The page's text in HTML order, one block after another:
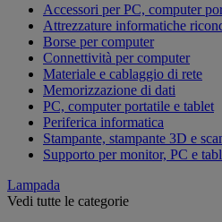
Accessori per PC, computer
Attrezzature informatiche
Borse per computer
Connettività per computer
Materiale e cablaggio di rete
Memorizzazione di dati
PC, computer portatile e tablet
Periferica informatica
Stampante, stampante 3D e
Supporto per monitor, PC e
Lampada
Vedi tutte le categorie